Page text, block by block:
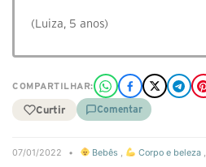
(Luiza, 5 anos)
COMPARTILHAR:
Curtir Comentar
07/01/2022 • Bebês , Corpo e beleza,